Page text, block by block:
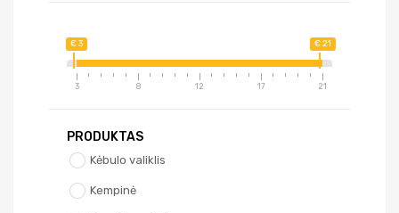
€ 3 € 21
3 8 12 17 21
PRODUKTAS
Kėbulo valiklis
Kempinė